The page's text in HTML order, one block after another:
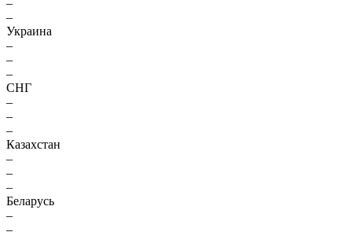
–
–
Украина
–
–
–
СНГ
–
–
–
Казахстан
–
–
–
Беларусь
–
–